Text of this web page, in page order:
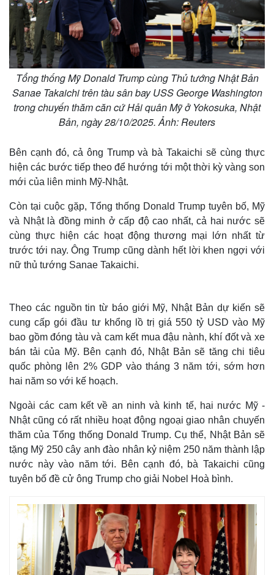
Thế giới
Quan sát
Cuộc sống đó đây
Hồ sơ
Multimedia
Video
Ảnh
E-Magazine
Infographic
Tổng thống Mỹ Donald Trump cùng Thủ tướng Nhật Bản
Sanae Takaichi trên tàu sân bay USS George Washington
trong chuyến thăm căn cứ Hải quân Mỹ ở Yokosuka, Nhật
Bản, ngày 28/10/2025. Ảnh: Reuters
Bên cạnh đó, cả ông Trump và bà Takaichi sẽ cùng thực
hiện các bước tiếp theo để hướng tới một thời kỳ vàng son
mới của liên minh Mỹ-Nhật.
Còn tại cuộc gặp, Tổng thống Donald Trump tuyên bố, Mỹ
và Nhật là đồng minh ở cấp độ cao nhất, cả hai nước sẽ
cùng thực hiện các hoạt động thương mại lớn nhất từ
trước tới nay. Ông Trump cũng dành hết lời khen ngợi với
nữ thủ tướng Sanae Takaichi.
Theo các nguồn tin từ báo giới Mỹ, Nhật Bản dự kiến sẽ
cung cấp gói đầu tư khổng lồ trị giá 550 tỷ USD vào Mỹ
bao gồm đóng tàu và cam kết mua đậu nành, khí đốt và xe
bán tải của Mỹ. Bên cạnh đó, Nhật Bản sẽ tăng chi tiêu
quốc phòng lên 2% GDP vào tháng 3 năm tới, sớm hơn
hai năm so với kế hoạch.
Ngoài các cam kết về an ninh và kinh tế, hai nước Mỹ -
Nhật cũng có rất nhiều hoạt động ngoại giao nhân chuyến
thăm của Tổng thống Donald Trump. Cụ thể, Nhật Bản sẽ
tặng Mỹ 250 cây anh đào nhân kỷ niệm 250 năm thành lập
nước này vào năm tới. Bên cạnh đó, bà Takaichi cũng
tuyên bố đề cử ông Trump cho giải Nobel Hoà bình.